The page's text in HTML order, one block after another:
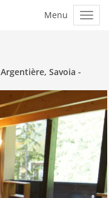
Argentière, Savoia -